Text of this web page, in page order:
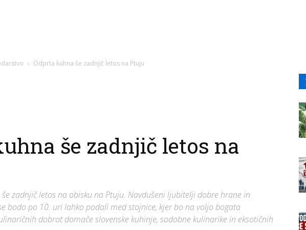
Odprta kuhna še zadnjič letos na Ptuju
še zadnjič letos na
zadnjič letos na obisku na Ptuju. Navdušeni ljubitelji dobre hrane in
bodo po 10. uri lahko podali med stojnice, kjer bo na voljo bogata
dobrot domače slovenske kuhinje, sodobne kulinarike in eksotičnih